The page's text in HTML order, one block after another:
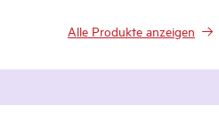
Alle Produkte anzeigen